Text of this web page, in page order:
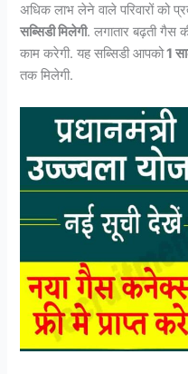
अधिक लाभ लेने वाले परिवारों को
सब्सिडी मिलेगी. लगातार बढ़ती गैस
काम करेगी. यह सब्सिडी आपको1
तक मिलेगी.